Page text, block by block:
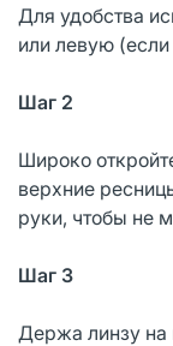
Для удобства
или левую
Шаг 2
Широко
верхние
руки, чтобы не
Шаг 3
Держа линзу на